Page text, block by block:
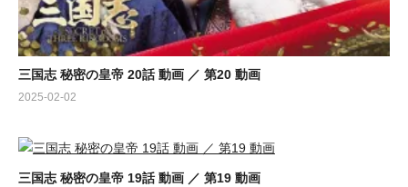
三国志 秘密の皇帝 20話 動画 ／ 第20 動画
2025-02-02
三国志 秘密の皇帝 19話 動画 ／ 第19 動画